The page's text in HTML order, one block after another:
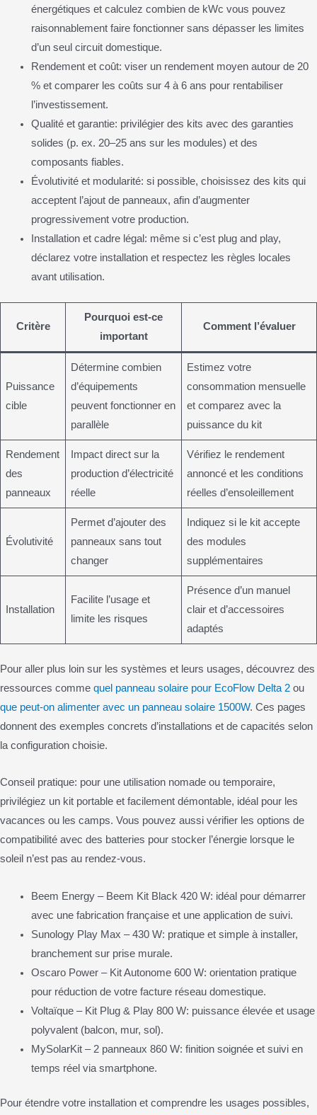
énergétiques et calculez combien de kWc vous pouvez
raisonnablement faire fonctionner sans dépasser les limites
d’un seul circuit domestique.
Rendement et coût: viser un rendement moyen autour de 20
% et comparer les coûts sur 4 à 6 ans pour rentabiliser
l’investissement.
Qualité et garantie: privilégier des kits avec des garanties
solides (p. ex. 20–25 ans sur les modules) et des
composants fiables.
Évolutivité et modularité: si possible, choisissez des kits qui
acceptent l’ajout de panneaux, afin d’augmenter
progressivement votre production.
Installation et cadre légal: même si c’est plug and play,
déclarez votre installation et respectez les règles locales
avant utilisation.
Critère
Pourquoi est-ce
important
Comment l’évaluer
Puissance
cible
Détermine combien
d’équipements
peuvent fonctionner en
parallèle
Estimez votre
consommation mensuelle
et comparez avec la
puissance du kit
Rendement
des
panneaux
Impact direct sur la
production d’électricité
réelle
Vérifiez le rendement
annoncé et les conditions
réelles d’ensoleillement
Évolutivité
Permet d’ajouter des
panneaux sans tout
changer
Indiquez si le kit accepte
des modules
supplémentaires
Installation
Facilite l’usage et
limite les risques
Présence d’un manuel
clair et d’accessoires
adaptés
Pour aller plus loin sur les systèmes et leurs usages, découvrez des
ressources comme quel panneau solaire pour EcoFlow Delta 2 ou
que peut-on alimenter avec un panneau solaire 1500W. Ces pages
donnent des exemples concrets d’installations et de capacités selon
la configuration choisie.
Conseil pratique: pour une utilisation nomade ou temporaire,
privilégiez un kit portable et facilement démontable, idéal pour les
vacances ou les camps. Vous pouvez aussi vérifier les options de
compatibilité avec des batteries pour stocker l’énergie lorsque le
soleil n’est pas au rendez-vous.
Beem Energy – Beem Kit Black 420 W: idéal pour démarrer
avec une fabrication française et une application de suivi.
Sunology Play Max – 430 W: pratique et simple à installer,
branchement sur prise murale.
Oscaro Power – Kit Autonome 600 W: orientation pratique
pour réduction de votre facture réseau domestique.
Voltaïque – Kit Plug & Play 800 W: puissance élevée et usage
polyvalent (balcon, mur, sol).
MySolarKit – 2 panneaux 860 W: finition soignée et suivi en
temps réel via smartphone.
Pour étendre votre installation et comprendre les usages possibles,